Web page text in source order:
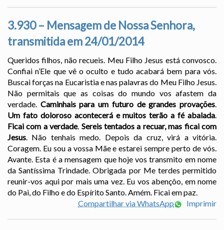
3.930 – Mensagem de Nossa Senhora,
transmitida em 24/01/2014
Queridos filhos, não recueis. Meu Filho Jesus está convosco.
Confiai n’Ele que vê o oculto e tudo acabará bem para vós.
Buscai forças na Eucaristia e nas palavras do Meu Filho Jesus.
Não permitais que as coisas do mundo vos afastem da
verdade. Caminhais para um futuro de grandes provações.
Um fato doloroso acontecerá e muitos terão a fé abalada.
Ficai com a verdade. Sereis tentados a recuar, mas ficai com
Jesus. Não tenhais medo. Depois da cruz, virá a vitória.
Coragem. Eu sou a vossa Mãe e estarei sempre perto de vós.
Avante. Esta é a mensagem que hoje vos transmito em nome
da Santíssima Trindade. Obrigada por Me terdes permitido
reunir-vos aqui por mais uma vez. Eu vos abençôo, em nome
do Pai, do Filho e do Espírito Santo. Amém. Ficai em paz.
Compartilhar via WhatsApp
Imprimir